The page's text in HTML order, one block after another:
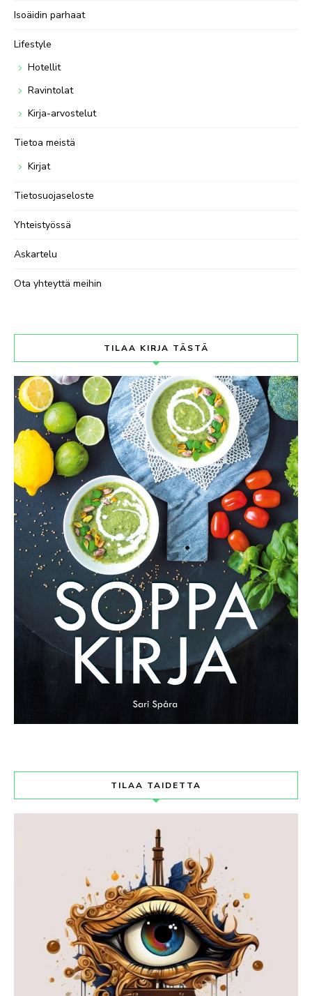
Isoäidin parhaat
Lifestyle
Hotellit
Ravintolat
Kirja-arvostelut
Tietoa meistä
Kirjat
Tietosuojaseloste
Yhteistyössä
Askartelu
Ota yhteyttä meihin
TILAA KIRJA TÄSTÄ
TILAA TAIDETTA